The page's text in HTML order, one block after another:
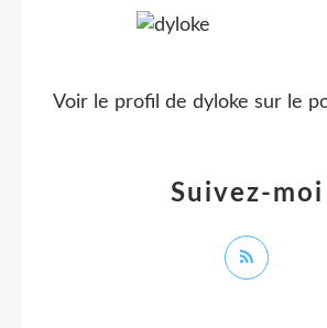
Suivez-moi
Voir le profil de dyloke sur le